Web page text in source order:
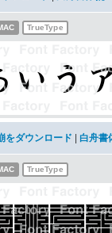
TrueType
をダウンロード 白舟書
TrueType